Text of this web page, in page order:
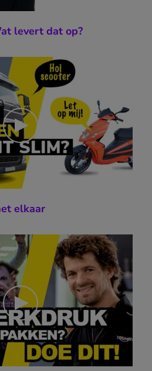
levert dat op?
elkaar